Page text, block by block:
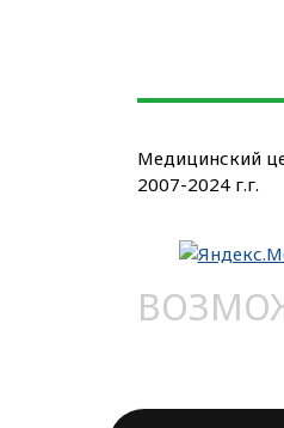
Медицинский
2007-2024 г.г.